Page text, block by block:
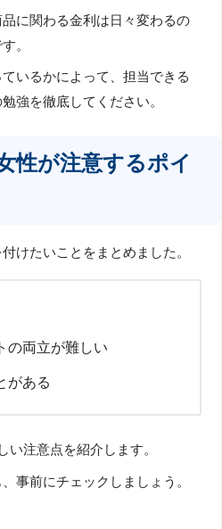
に関わる金利は日々変わるの
。
いるかによって、担当できる
強を徹底してください。
性が注意するポイ
けたいことをまとめました。
の両立が難しい
がある
い注意点を紹介します。
事前にチェックしましょう。